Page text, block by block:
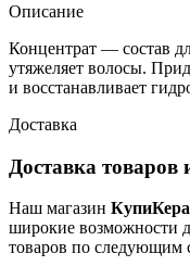
Описание
Концентрат — состав
утяжеляет волосы.
и восстанавливает
Доставка
Доставка
Наш магазин
широкие возможности
товаров по следующим